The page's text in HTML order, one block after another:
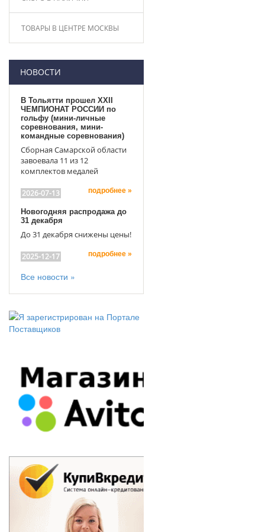
ТОВАРЫ В ЦЕНТРЕ МОСКВЫ
НОВОСТИ
В Тольятти прошел XXII
ЧЕМПИОНАТ РОССИИ по
гольфу (мини-личные
соревнования, мини-
командные соревнования)
Сборная Самарской области
завоевала 11 из 12
комплектов медалей
2026-07-13 подробнее »
Новогодняя распродажа до
31 декабря
До 31 декабря снижены цены!
2025-12-17 подробнее »
Все новости »